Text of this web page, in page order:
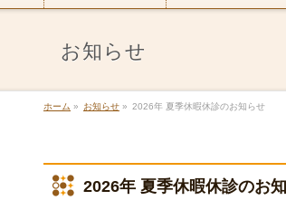
お知らせ
ホーム » お知らせ » 2026年 夏季休暇休診のお知らせ
2026年 夏季休暇休診のお